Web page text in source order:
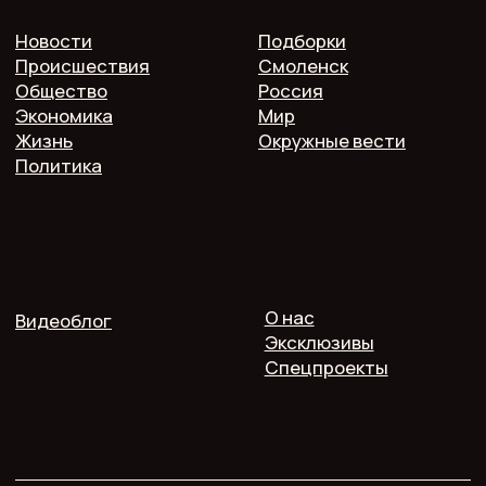
16+. Мнение редакции может не совпадать
с мнением авторов.
Публичная оферта
Пользовательское соглашение
Политика конфиденциальности
Согласие на обработку персональных данных